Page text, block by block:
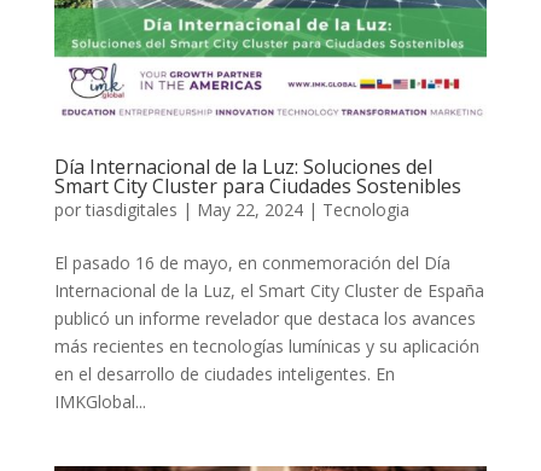
Día Internacional de la Luz: Soluciones del
Smart City Cluster para Ciudades Sostenibles
portiasdigitales | May 22, 2024| Tecnologia
El pasado 16 de mayo, en conmemoración del Día
Internacional de la Luz, el Smart City Cluster de España
publicó un informe revelador que destaca los avances
más recientes en tecnologías lumínicas y su aplicación
en el desarrollo de ciudades inteligentes. En
IMKGlobal...